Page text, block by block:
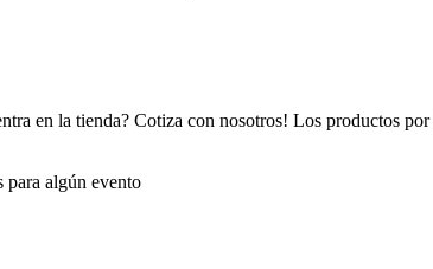
en la tienda? Cotiza con nosotros! Los productos por
para algún evento